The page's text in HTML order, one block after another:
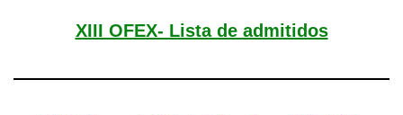
XIII OFEX- Lista de admitidos